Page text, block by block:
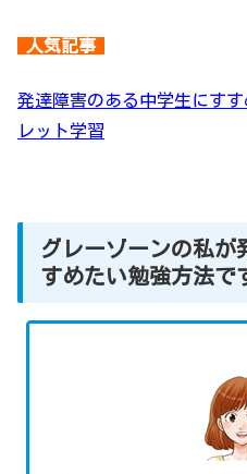
人気記事
発達障害のある中学生にす
レット学習
グレーゾーンの私が
すめたい勉強方法で